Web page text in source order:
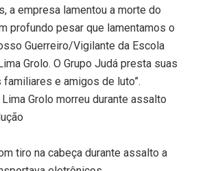
a empresa lamentou a morte do
profundo pesar que lamentamos o
Guerreiro/Vigilante da Escola
Grolo. O Grupo Judá presta suas
e amigos de luto”.
Grolo morreu durante assalto
tiro na cabeça durante assalto a